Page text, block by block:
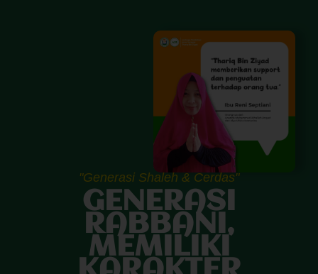
"Generasi Shaleh & Cerdas"
GENERASI
RABBANI,
MEMILIKI